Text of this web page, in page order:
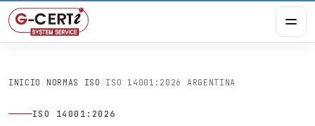
INICIO / NORMAS ISO / ISO 14001:2026 ARGENTINA
ISO 14001:2026